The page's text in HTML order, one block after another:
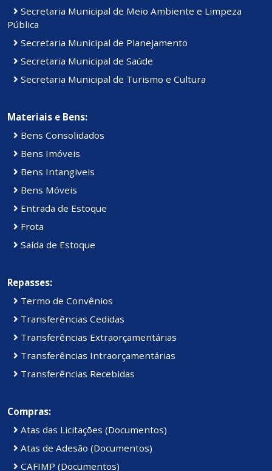
Secretaria Municipal de Meio Ambiente e Limpeza
Pública
Secretaria Municipal de Planejamento
Secretaria Municipal de Saúde
Secretaria Municipal de Turismo e Cultura
Materiais e Bens:
Bens Consolidados
Bens Imóveis
Bens Intangiveis
Bens Móveis
Entrada de Estoque
Frota
Saída de Estoque
Repasses:
Termo de Convênios
Transferências Cedidas
Transferências Extraorçamentárias
Transferências Intraorçamentárias
Transferências Recebidas
Compras:
Atas das Licitações (Documentos)
Atas de Adesão (Documentos)
CAFIMP (Documentos)